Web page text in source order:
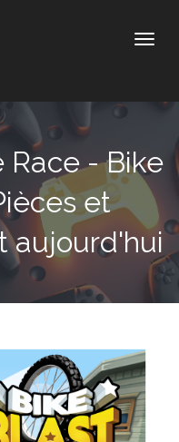
Race - Bike
et
aujourd'hui